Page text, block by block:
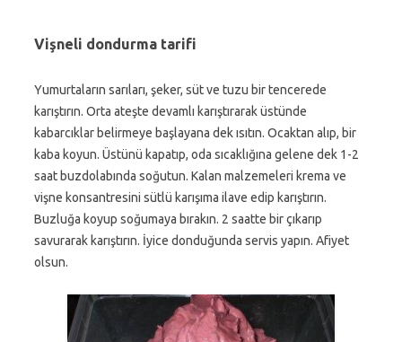
Vişneli dondurma tarifi
Yumurtaların sarıları, şeker, süt ve tuzu bir tencerede
karıştırın. Orta ateşte devamlı karıştırarak üstünde
kabarcıklar belirmeye başlayana dek ısıtın. Ocaktan alıp, bir
kaba koyun. Üstünü kapatıp, oda sıcaklığına gelene dek 1-2
saat buzdolabında soğutun. Kalan malzemeleri krema ve
vişne konsantresini sütlü karışıma ilave edip karıştırın.
Buzluğa koyup soğumaya bırakın. 2 saatte bir çıkarıp
savurarak karıştırın. İyice donduğunda servis yapın. Afiyet
olsun.